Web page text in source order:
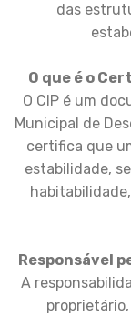
das
O que é o
O CIP é um
Municipal de
certifica que
estabilidade,
Responsável
A